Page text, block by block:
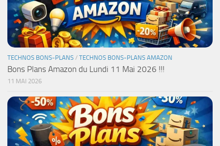
TECHNOS BONS-PLANS / TECHNOS BONS-PLANS AMAZON
Bons Plans Amazon du Lundi 11 Mai 2026 !!!
11 MAI 2026